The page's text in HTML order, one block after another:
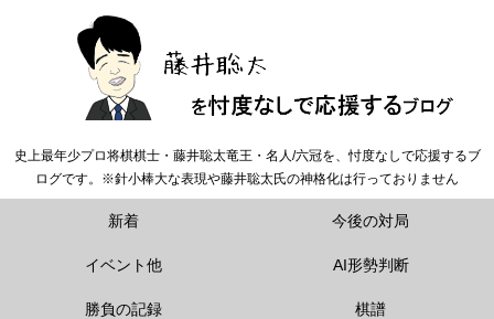
史上最年少プロ将棋棋士・藤井聡太竜王・名人/六冠を、忖度なしで応援するブ
ログです。※針小棒大な表現や藤井聡太氏の神格化は行っておりません
新着 今後の対局
イベント他 AI形勢判断
勝負の記録 棋譜